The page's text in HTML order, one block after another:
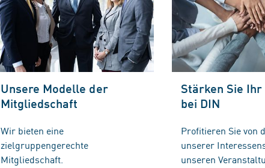
Unsere Modelle der
Mitgliedschaft
Wir bieten eine
zielgruppengerechte
Mitgliedschaft.
Stärken Sie
bei DIN
Profitieren Sie von
unserer
unseren